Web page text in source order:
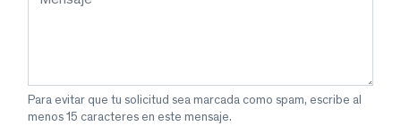
Para evitar que tu solicitud sea marcada como spam, escribe al
menos 15 caracteres en este mensaje.